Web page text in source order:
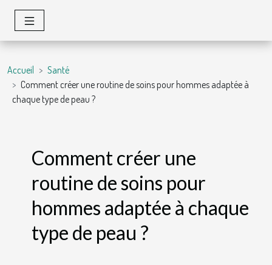
Accueil
Santé
Comment créer une routine de soins pour hommes adaptée à
chaque type de peau ?
Comment créer une
routine de soins pour
hommes adaptée à chaque
type de peau ?